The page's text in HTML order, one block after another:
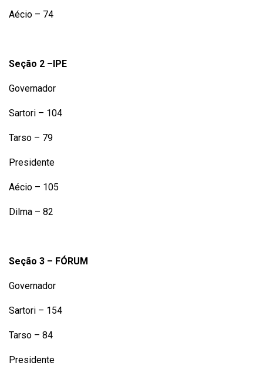
Aécio – 74
Seção 2 –IPE
Governador
Sartori – 104
Tarso – 79
Presidente
Aécio – 105
Dilma – 82
Seção 3 – FÓRUM
Governador
Sartori – 154
Tarso – 84
Presidente